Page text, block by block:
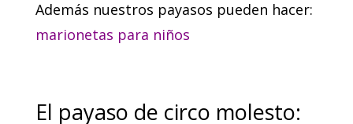
Además nuestros payasos pueden hacer:
marionetas para niños
El payaso de circo molesto: